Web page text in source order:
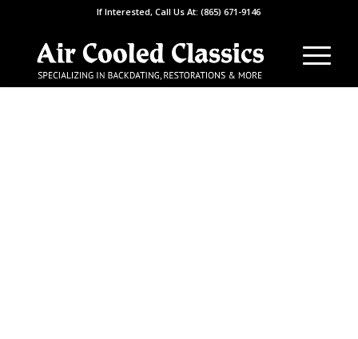
If Interested, Call Us At: (865) 671-9146